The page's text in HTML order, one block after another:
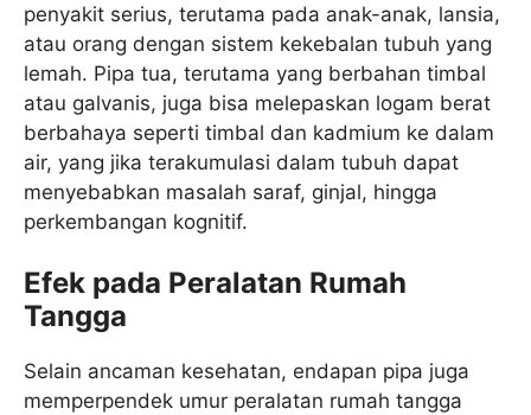
penyakit serius, terutama pada anak-anak, lansia,
atau orang dengan sistem kekebalan tubuh yang
lemah. Pipa tua, terutama yang berbahan timbal
atau galvanis, juga bisa melepaskan logam berat
berbahaya seperti timbal dan kadmium ke dalam
air, yang jika terakumulasi dalam tubuh dapat
menyebabkan masalah saraf, ginjal, hingga
perkembangan kognitif.
Efek pada Peralatan Rumah
Tangga
Selain ancaman kesehatan, endapan pipa juga
memperpendek umur peralatan rumah tangga